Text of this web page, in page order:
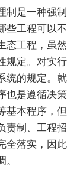
是一种强制
些工程可以不
态工程，虽然
规定。对实行
统的规定。就
也是遵循决策
基本程序，但
责制、工程招
全落实，因此